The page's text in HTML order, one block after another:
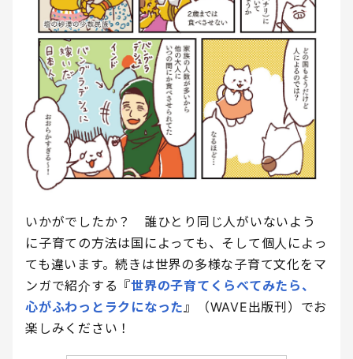
いかがでしたか？ 誰ひとり同じ人がいないよう
に子育ての方法は国によっても、そして個人によっ
ても違います。続きは世界の多様な子育て文化をマ
ンガで紹介する『世界の子育てくらべてみたら、
心がふわっとラクになった』（WAVE出版刊）でお
楽しみください！